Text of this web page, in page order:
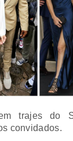
trajes do
convidados.